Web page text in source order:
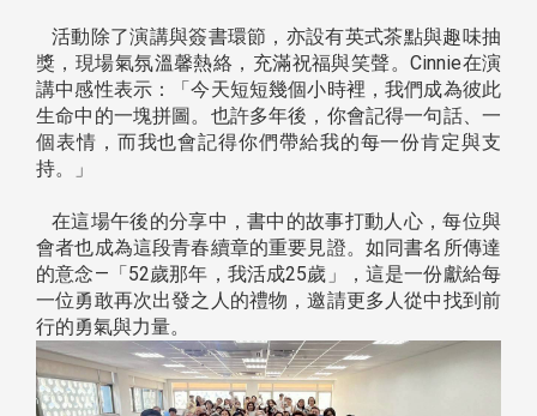
活動除了演講與簽書環節，亦設有英式茶點與趣味抽
獎，現場氣氛溫馨熱絡，充滿祝福與笑聲。Cinnie在演
講中感性表示：「今天短短幾個小時裡，我們成為彼此
生命中的一塊拼圖。也許多年後，你會記得一句話、一
個表情，而我也會記得你們帶給我的每一份肯定與支
持。」
在這場午後的分享中，書中的故事打動人心，每位與
會者也成為這段青春續章的重要見證。如同書名所傳達
的意念—「52歲那年，我活成25歲」，這是一份獻給每
一位勇敢再次出發之人的禮物，邀請更多人從中找到前
行的勇氣與力量。